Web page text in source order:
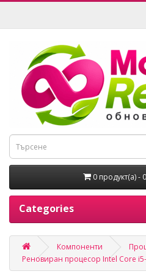
0 продукт(а) -
Categories
Компоненти
Реновиран процесор Intel Core